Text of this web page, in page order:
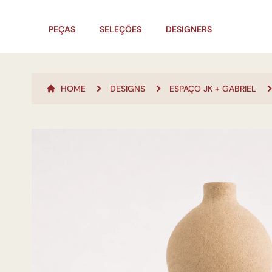
PEÇAS SELEÇÕES DESIGNERS
HOME DESIGNS ESPAÇO JK + GABRIEL